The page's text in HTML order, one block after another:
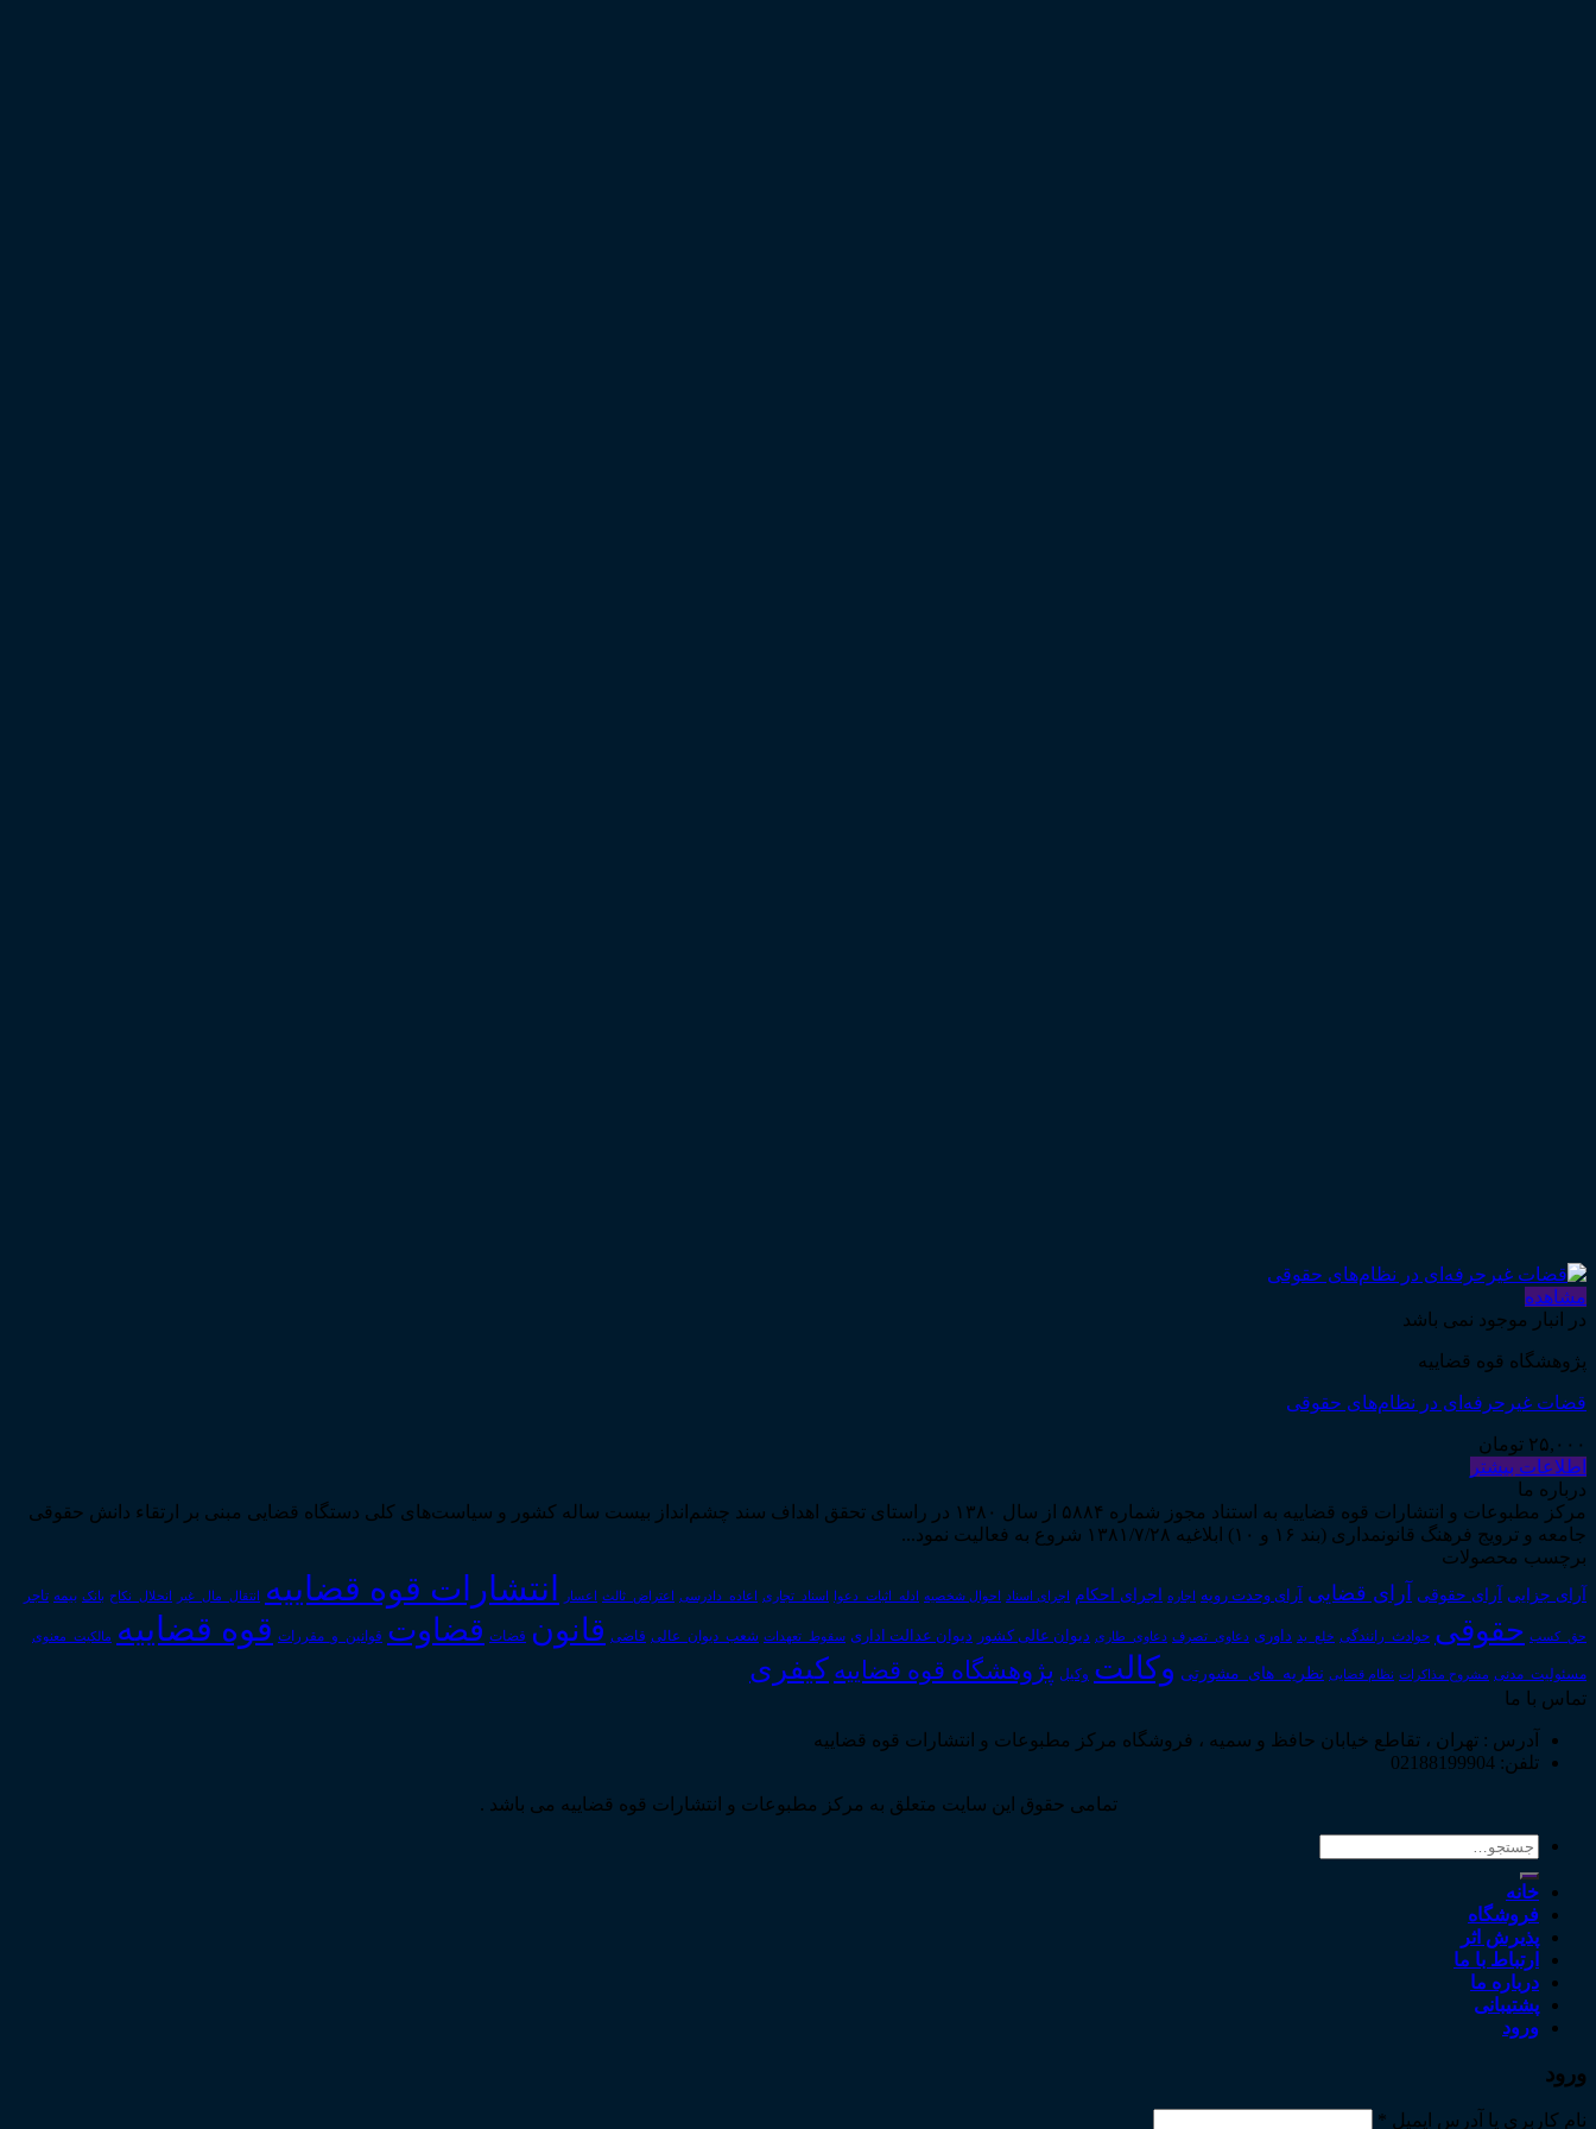
مشاهده
در انبار موجود نمی باشد
پژوهشگاه قوه قضاییه
قضات غیرحرفه‌ای در نظام‌های حقوقی
۲۵,۰۰۰ تومان
اطلاعات بیشتر
درباره ما
مرکز مطبوعات و انتشارات قوه قضاییه به استناد مجوز شماره ۵۸۸۴ از سال ۱۳۸۰ در راستای تحقق اهداف سند چشم‌انداز بیست ساله کشور و سیاست‌های کلی دستگاه قضایی مبنی بر ارتقاء دانش حقوقی
جامعه و ترویج فرهنگ قانونمداری (بند ۱۶ و ۱۰) ابلاغیه ۱۳۸۱/۷/۲۸ شروع به فعالیت نمود...
برچسب محصولات
آرای جزایی آرای حقوقی آرای قضایی آرای وحدت رویه اجاره اجرای احکام اجرای اسناد احوال شخصیه ادله_اثبات_دعوا اسناد_تجاری اعاده_دادرسی اعتراض_ثالث اعسار انتشارات قوه قضاییه انتقال_مال_غیر انحلال_نکاح بانک بیمه تاجر
حق_کسب حقوقی حوادث_رانندگی خلع_ید داوری دعاوی_تصرف دعاوی_طاری دیوان عالی کشور دیوان عدالت اداری سقوط_تعهدات شعب_دیوان_عالی قاضی قانون قضات قضاوت قوانین_و_مقررات قوه قضاییه مالکیت_معنوی
مسئولیت_مدنی مشروح مذاکرات نظام قضایی نظریه_های_مشورتی وکالت وکیل پژوهشگاه قوه قضاییه کیفری
تماس با ما
آدرس : تهران ، تقاطع خیابان حافظ و سمیه ، فروشگاه مرکز مطبوعات و انتشارات قوه قضاییه
تلفن: 02188199904
تمامی حقوق این سایت متعلق به مرکز مطبوعات و انتشارات قوه قضاییه می باشد .
جستجو
خانه
فروشگاه
پذیرش اثر
ارتباط با ما
درباره ما
پشتیبانی
ورود
ورود
نام کاربری یا آدرس ایمیل *